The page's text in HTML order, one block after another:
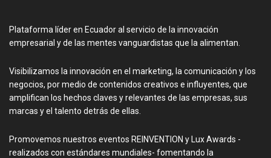
Plataforma líder en Ecuador al servicio de la innovación
empresarial y de las mentes vanguardistas que la alimentan.
Visibilizamos la innovación en el marketing, la comunicación y los
negocios, por medio de contenidos creativos e influyentes, que
amplifican los hechos claves y relevantes de las empresas, sus
marcas y el talento detrás de ellas.
Promovemos nuestros eventos REINVENTION y Lux Awards -
realizados con estándares mundiales- fomentando la